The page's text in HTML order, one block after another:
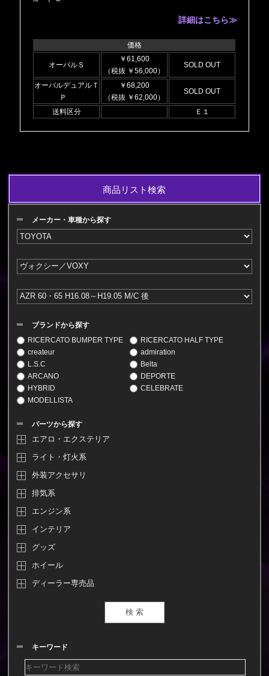
詳細はこちら≫
価格
オーバルＳ
￥61,600
（税抜 ￥56,000）
SOLD OUT
オーバルデュアルＴ
Ｐ
￥68,200
（税抜 ￥62,000）
SOLD OUT
送料区分 Ｅ１
商品リスト検索
メーカー・車種から探す
ブランドから探す
RICERCATO BUMPER TYPE
RICERCATO HALF TYPE
createur
admiration
L.S.C
Belta
ARCANO
DEPORTE
HYBRID
CELEBRATE
MODELLISTA
パーツから探す
エアロ・エクステリア
ライト・灯火系
外装アクセサリ
排気系
エンジン系
インテリア
グッズ
ホイール
ディーラー専売品
キーワード